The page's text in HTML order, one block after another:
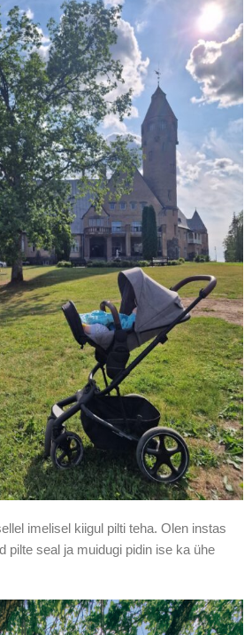
imelisel kiigul pilti teha. Olen instas
pilte seal ja muidugi pidin ise ka ühe